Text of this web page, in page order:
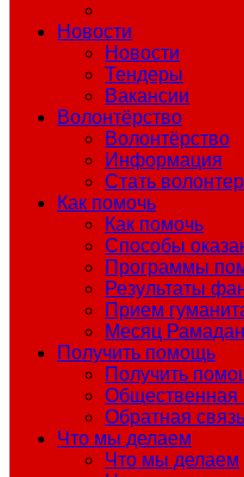
Новости
Новости
Тендеры
Вакансии
Волонтёрство
Волонтёрство
Информация
Стать
Как помочь
Как помочь
Способы
Программы
Результаты
Прием
Месяц Рамадан
Получить помощь
Получить
Общественная
Обратная связь
Что мы делаем
Что мы делаем